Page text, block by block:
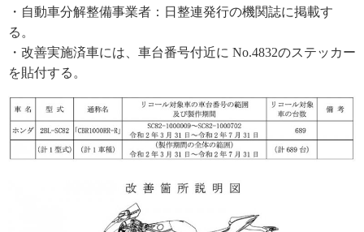
・自動車分解整備事業者：日整連発行の機関誌に掲載す
る。
・改善実施済車には、車台番号付近に No.4832のステッカー
を貼付する。